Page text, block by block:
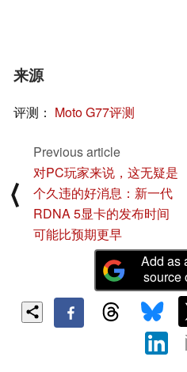
来源
评测： Moto G77评测
⟨
Previous article
对PC玩家来说，这无疑是
个久违的好消息：新一代
RDNA 5显卡的发布时间
可能比预期更早
Add as
source